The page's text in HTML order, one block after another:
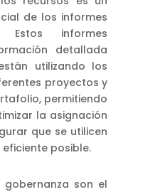
de los informes
Estos informes
detallada
utilizando los
proyectos y
permitiendo
la asignación
que se utilicen
posible.
gobernanza son el